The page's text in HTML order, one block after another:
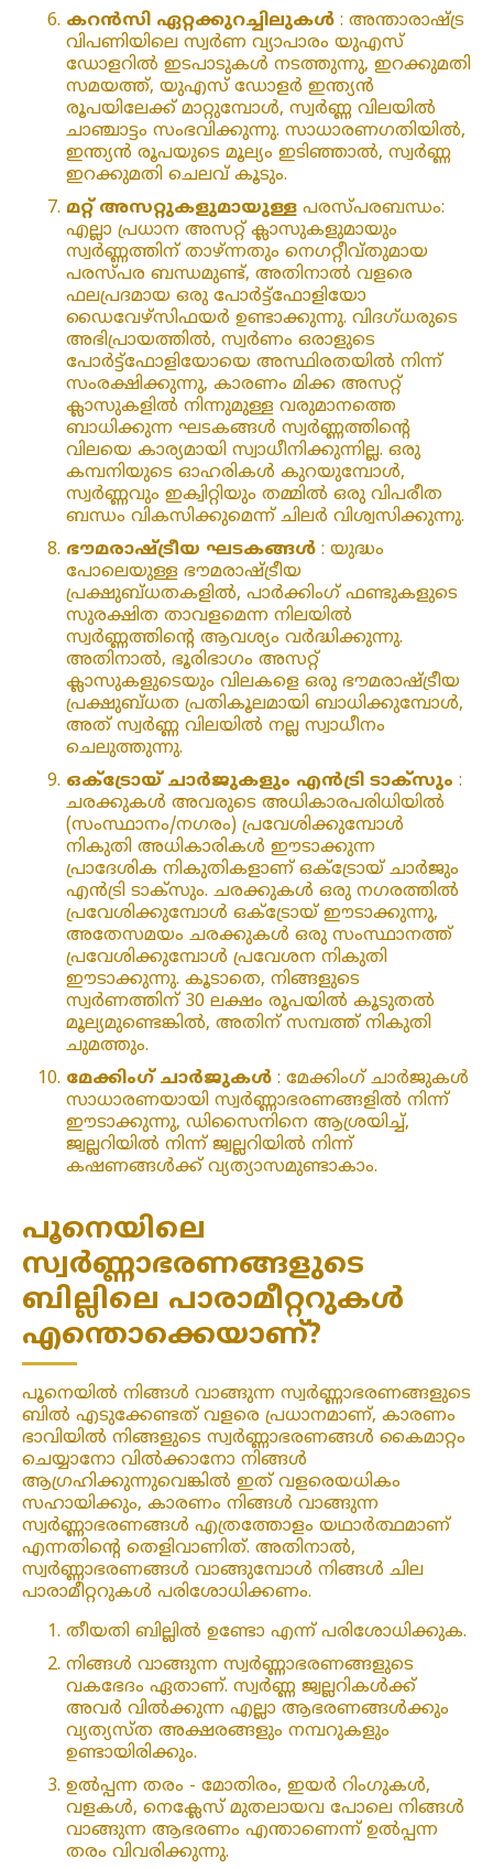
കറൻസി ഏറ്റക്കുറച്ചിലുകൾ : അന്താരാഷ്‌ട്ര
വിപണിയിലെ സ്വർണ വ്യാപാരം യുഎസ്
ഡോളറിൽ ഇടപാടുകൾ നടത്തുന്നു, ഇറക്കുമതി
സമയത്ത്, യുഎസ് ഡോളർ ഇന്ത്യൻ
രൂപയിലേക്ക് മാറ്റുമ്പോൾ, സ്വർണ്ണ വിലയിൽ
ചാഞ്ചാട്ടം സംഭവിക്കുന്നു. സാധാരണഗതിയിൽ,
ഇന്ത്യൻ രൂപയുടെ മൂല്യം ഇടിഞ്ഞാൽ, സ്വർണ്ണ
ഇറക്കുമതി ചെലവ് കൂടും.
മറ്റ് അസറ്റുകളുമായുള്ള പരസ്പരബന്ധം:
എല്ലാ പ്രധാന അസറ്റ് ക്ലാസുകളുമായും
സ്വർണ്ണത്തിന് താഴ്ന്നതും നെഗറ്റീവ്തുമായ
പരസ്പര ബന്ധമുണ്ട്, അതിനാൽ വളരെ
ഫലപ്രദമായ ഒരു പോർട്ട്ഫോളിയോ
ഡൈവേഴ്സിഫയർ ഉണ്ടാക്കുന്നു. വിദഗ്ധരുടെ
അഭിപ്രായത്തിൽ, സ്വർണം ഒരാളുടെ
പോർട്ട്‌ഫോളിയോയെ അസ്ഥിരതയിൽ നിന്ന്
സംരക്ഷിക്കുന്നു, കാരണം മിക്ക അസറ്റ്
ക്ലാസുകളിൽ നിന്നുമുള്ള വരുമാനത്തെ
ബാധിക്കുന്ന ഘടകങ്ങൾ സ്വർണ്ണത്തിന്റെ
വിലയെ കാര്യമായി സ്വാധീനിക്കുന്നില്ല. ഒരു
കമ്പനിയുടെ ഓഹരികൾ കുറയുമ്പോൾ,
സ്വർണ്ണവും ഇക്വിറ്റിയും തമ്മിൽ ഒരു വിപരീത
ബന്ധം വികസിക്കുമെന്ന് ചിലർ വിശ്വസിക്കുന്നു.
ഭൗമരാഷ്ട്രീയ ഘടകങ്ങൾ : യുദ്ധം
പോലെയുള്ള ഭൗമരാഷ്ട്രീയ
പ്രക്ഷുബ്ധതകളിൽ, പാർക്കിംഗ് ഫണ്ടുകളുടെ
സുരക്ഷിത താവളമെന്ന നിലയിൽ
സ്വർണ്ണത്തിന്റെ ആവശ്യം വർദ്ധിക്കുന്നു.
അതിനാൽ, ഭൂരിഭാഗം അസറ്റ്
ക്ലാസുകളുടെയും വിലകളെ ഒരു ഭൗമരാഷ്ട്രീയ
പ്രക്ഷുബ്ധത പ്രതികൂലമായി ബാധിക്കുമ്പോൾ,
അത് സ്വർണ്ണ വിലയിൽ നല്ല സ്വാധീനം
ചെലുത്തുന്നു.
ഒക്‌ട്രോയ് ചാർജുകളും എൻട്രി ടാക്‌സും :
ചരക്കുകൾ അവരുടെ അധികാരപരിധിയിൽ
(സംസ്ഥാനം/നഗരം) പ്രവേശിക്കുമ്പോൾ
നികുതി അധികാരികൾ ഈടാക്കുന്ന
പ്രാദേശിക നികുതികളാണ് ഒക്‌ട്രോയ് ചാർജും
എൻട്രി ടാക്‌സും. ചരക്കുകൾ ഒരു നഗരത്തിൽ
പ്രവേശിക്കുമ്പോൾ ഒക്‌ട്രോയ് ഈടാക്കുന്നു,
അതേസമയം ചരക്കുകൾ ഒരു സംസ്ഥാനത്ത്
പ്രവേശിക്കുമ്പോൾ പ്രവേശന നികുതി
ഈടാക്കുന്നു. കൂടാതെ, നിങ്ങളുടെ
സ്വർണത്തിന് 30 ലക്ഷം രൂപയിൽ കൂടുതൽ
മൂല്യമുണ്ടെങ്കിൽ, അതിന് സമ്പത്ത് നികുതി
ചുമത്തും.
മേക്കിംഗ് ചാർജുകൾ : മേക്കിംഗ് ചാർജുകൾ
സാധാരണയായി സ്വർണ്ണാഭരണങ്ങളിൽ നിന്ന്
ഈടാക്കുന്നു, ഡിസൈനിനെ ആശ്രയിച്ച്,
ജ്വല്ലറിയിൽ നിന്ന് ജ്വല്ലറിയിൽ നിന്ന്
കഷണങ്ങൾക്ക് വ്യത്യാസമുണ്ടാകാം.
പൂനെയിലെ
സ്വർണ്ണാഭരണങ്ങളുടെ
ബില്ലിലെ പാരാമീറ്ററുകൾ
എന്തൊക്കെയാണ്?
പൂനെയിൽ നിങ്ങൾ വാങ്ങുന്ന സ്വർണ്ണാഭരണങ്ങളുടെ
ബിൽ എടുക്കേണ്ടത് വളരെ പ്രധാനമാണ്, കാരണം
ഭാവിയിൽ നിങ്ങളുടെ സ്വർണ്ണാഭരണങ്ങൾ കൈമാറ്റം
ചെയ്യാനോ വിൽക്കാനോ നിങ്ങൾ
ആഗ്രഹിക്കുന്നുവെങ്കിൽ ഇത് വളരെയധികം
സഹായിക്കും, കാരണം നിങ്ങൾ വാങ്ങുന്ന
സ്വർണ്ണാഭരണങ്ങൾ എത്രത്തോളം യഥാർത്ഥമാണ്
എന്നതിന്റെ തെളിവാണിത്. അതിനാൽ,
സ്വർണ്ണാഭരണങ്ങൾ വാങ്ങുമ്പോൾ നിങ്ങൾ ചില
പാരാമീറ്ററുകൾ പരിശോധിക്കണം.
തീയതി ബില്ലിൽ ഉണ്ടോ എന്ന് പരിശോധിക്കുക.
നിങ്ങൾ വാങ്ങുന്ന സ്വർണ്ണാഭരണങ്ങളുടെ
വകഭേദം ഏതാണ്. സ്വർണ്ണ ജ്വല്ലറികൾക്ക്
അവർ വിൽക്കുന്ന എല്ലാ ആഭരണങ്ങൾക്കും
വ്യത്യസ്ത അക്ഷരങ്ങളും നമ്പറുകളും
ഉണ്ടായിരിക്കും.
ഉൽപ്പന്ന തരം - മോതിരം, ഇയർ റിംഗുകൾ,
വളകൾ, നെക്ലേസ് മുതലായവ പോലെ നിങ്ങൾ
വാങ്ങുന്ന ആഭരണം എന്താണെന്ന് ഉൽപ്പന്ന
തരം വിവരിക്കുന്നു.